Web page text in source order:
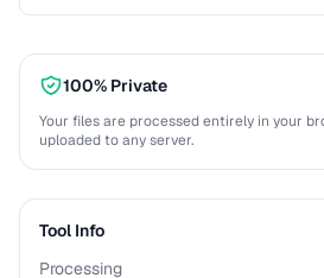
100% Private
Your files are processed entirely in your
uploaded to any server.
Tool Info
Processing